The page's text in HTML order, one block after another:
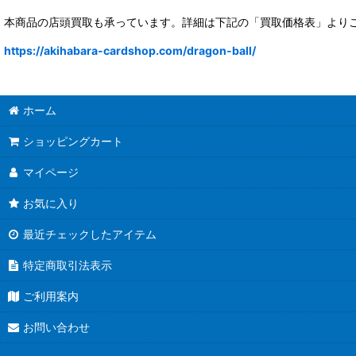
本商品の店頭買取も承っています。詳細は下記の「買取価格表」より
https://akihabara-cardshop.com/dragon-ball/
ホーム
ショッピングカート
マイページ
お気に入り
最近チェックしたアイテム
特定商取引法表示
ご利用案内
お問い合わせ